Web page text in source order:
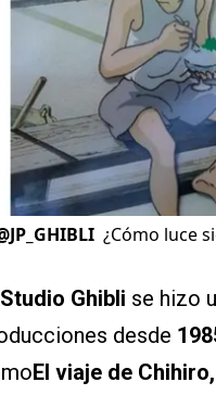
¿Cómo luce
Studio Ghibli se hizo
desde
El viaje de